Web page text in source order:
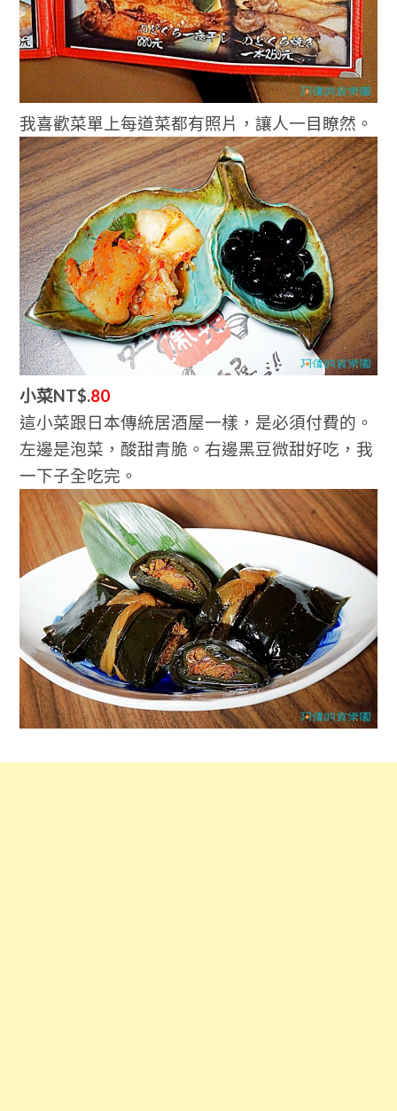
我喜歡菜單上每道菜都有照片，讓人一目瞭然。
小菜NT$.80
這小菜跟日本傳統居酒屋一樣，是必須付費的。
左邊是泡菜，酸甜青脆。右邊黑豆微甜好吃，我
一下子全吃完。